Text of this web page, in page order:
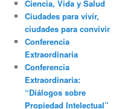
Ciencia, Vida y Salud
Ciudades para vivir,
ciudades para convivir
Conferencia
Extraordinaria
Conferencia
Extraordinaria:
“Diálogos sobre
Propiedad Intelectual”